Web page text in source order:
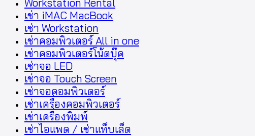
Workstation Rental
เช่า iMAC MacBook
เช่า Workstation
เช่าคอมพิวเตอร์ All in one
เช่าคอมพิวเตอร์โน้ตบุ๊ค
เช่าจอ LED
เช่าจอ Touch Screen
เช่าจอคอมพิวเตอร์
เช่าเครื่องคอมพิวเตอร์
เช่าเครื่องพิมพ์
เช่าไอแพด / เช่าแท็บเล็ต